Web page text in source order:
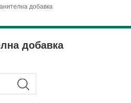
добавка
добавка